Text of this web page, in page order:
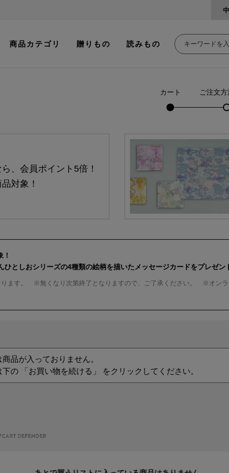
商品カテゴリ 贈りもの 読みもの
カート ご注文
、会員ポイント5倍！
対象！
！
としおシリーズの4種類の絵柄を描いたメッセージカードをプレゼン
ます。 ※無くなり次第終了となりますので、ご了承ください。 ※オンラ
品が入っておりません。
の 「お買い物を続ける」 をクリックしてください。